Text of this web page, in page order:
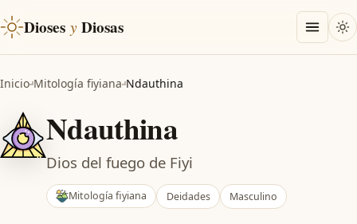
Dioses y Diosas
Inicio Mitología fiyiana Ndauthina
Ndauthina
Dios del fuego de Fiyi
Mitología fiyiana Deidades Masculino